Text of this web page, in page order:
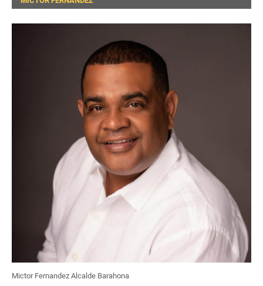
Mictor Fernandez Alcalde Barahona